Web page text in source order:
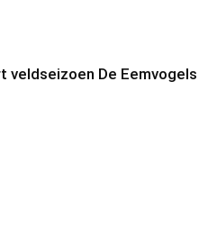
veldseizoen De Eemvogels